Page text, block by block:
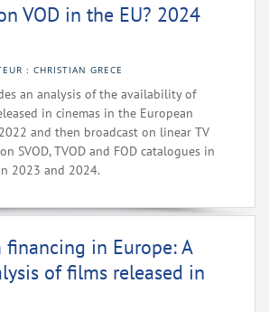
VOD in the EU? 2024
: CHRISTIAN GRECE
an analysis of the availability of
in cinemas in the European
and then broadcast on linear TV
SVOD, TVOD and FOD catalogues in
2023 and 2024.
in Europe: A
of films released in